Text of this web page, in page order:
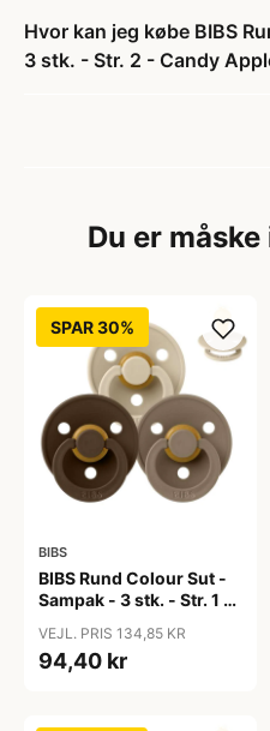
Hvor kan jeg købe BIBS
3 stk. - Str. 2 - Candy
Du er
SPAR 30%
BIBS
BIBS Rund Colour Sut -
Sampak - 3 stk. - Str. 1 -
VEJL. PRIS 134,85 KR
94,40 kr